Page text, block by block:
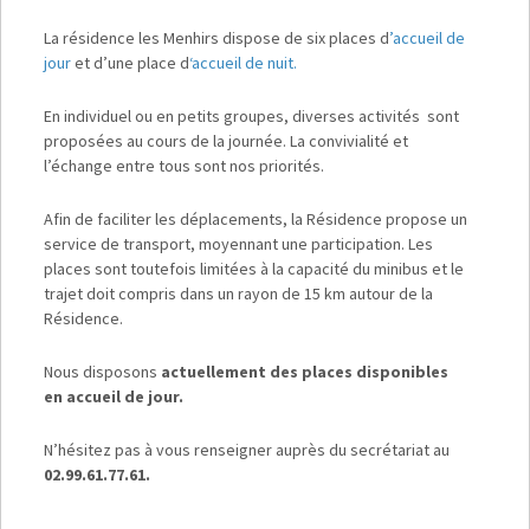
La résidence les Menhirs dispose de six places d’accueil de
jouret d’une place d‘accueil de nuit.
En individuel ou en petits groupes, diverses activités sont
proposées au cours de la journée. La convivialité et
l’échange entre tous sont nos priorités.
Afin de faciliter les déplacements, la Résidence propose un
service de transport, moyennant une participation. Les
places sont toutefois limitées à la capacité du minibus et le
trajet doit compris dans un rayon de 15 km autour de la
Résidence.
Nous disposons actuellement des places disponibles
en accueil de jour.
N’hésitez pas à vous renseigner auprès du secrétariat au
02.99.61.77.61.